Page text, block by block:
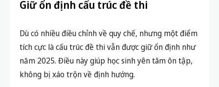
Giữ ổn định cấu trúc đề thi
Dù có nhiều điều chỉnh về quy chế, nhưng một điểm
tích cực là cấu trúc đề thi vẫn được giữ ổn định như
năm 2025. Điều này giúp học sinh yên tâm ôn tập,
không bị xáo trộn về định hướng.